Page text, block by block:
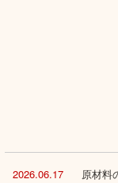
2026.06.17 原材料